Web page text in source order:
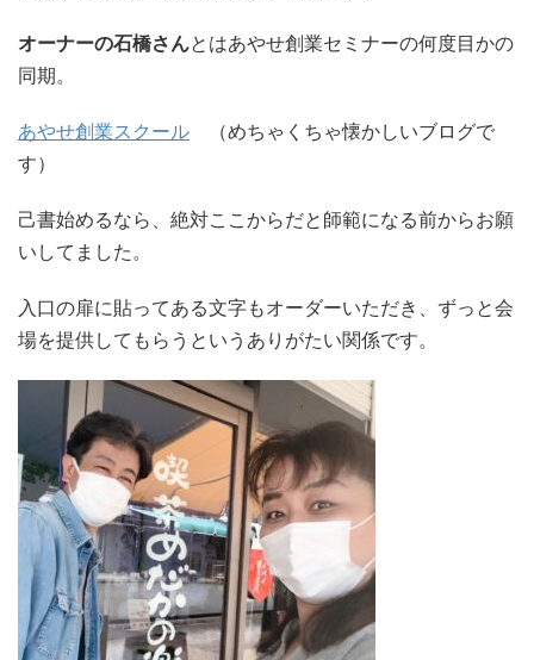
オーナーの石橋さんとはあやせ創業セミナーの何度目かの
同期。
あやせ創業スクール （めちゃくちゃ懐かしいブログで
す）
己書始めるなら、絶対ここからだと師範になる前からお願
いしてました。
入口の扉に貼ってある文字もオーダーいただき、ずっと会
場を提供してもらうというありがたい関係です。